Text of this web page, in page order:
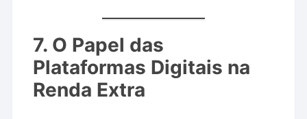
7. O Papel das
Plataformas Digitais na
Renda Extra